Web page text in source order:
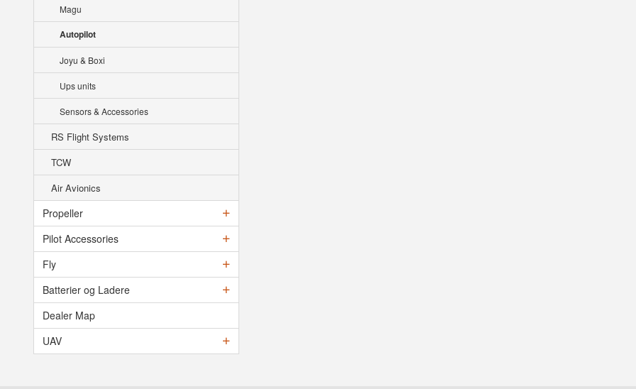
Magu
Autopilot
Joyu & Boxi
Ups units
Sensors & Accessories
RS Flight Systems
TCW
Air Avionics
Propeller
Pilot Accessories
Fly
Batterier og Ladere
Dealer Map
UAV